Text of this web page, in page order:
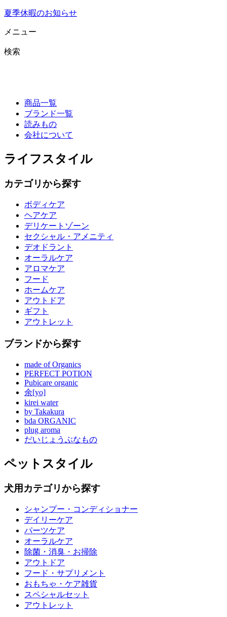
夏季休暇のお知らせ
メニュー
検索
商品一覧
ブランド一覧
読みもの
会社について
ライフスタイル
カテゴリから探す
ボディケア
ヘアケア
デリケートゾーン
セクシャル・アメニティ
デオドラント
オーラルケア
アロマケア
フード
ホームケア
アウトドア
ギフト
アウトレット
ブランドから探す
made of Organics
PERFECT POTION
Pubicare organic
余[yo]
kirei water
by Takakura
bda ORGANIC
plug aroma
だいじょうぶなもの
ペットスタイル
犬用カテゴリから探す
シャンプー・コンディショナー
デイリーケア
パーツケア
オーラルケア
除菌・消臭・お掃除
アウトドア
フード・サプリメント
おもちゃ・ケア雑貨
スペシャルセット
アウトレット